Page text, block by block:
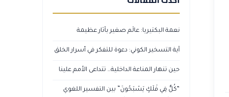
نعمة البكتيريا: عالَم صغير بآثار عظيمة
آية التسخير الكوني: دعوة للتفكر في أسرار الخلق
حين تنهار المناعة الداخلية… تتداعى الأمم علينا
“كُلٌّ فِي فَلَكٍ يَسْبَحُونَ” بين التفسير اللغوي